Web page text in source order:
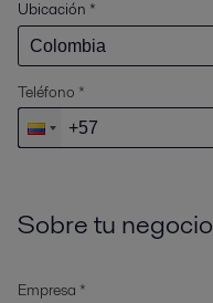
Ubicación *
Teléfono *
Sobre tu negocio
Empresa *